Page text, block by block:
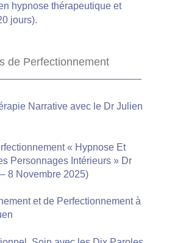
hypnose thérapeutique et
jours).
de Perfectionnement
Narrative avec le Dr Julien
« Hypnose Et
Personnages Intérieurs » Dr
8 Novembre 2025)
et de Perfectionnement à